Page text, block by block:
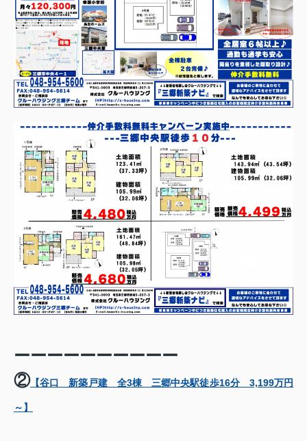
ーーーーーーーーーー
②【谷口 新築戸建 全3棟 三郷中央駅徒歩16分 3,199万円
～】